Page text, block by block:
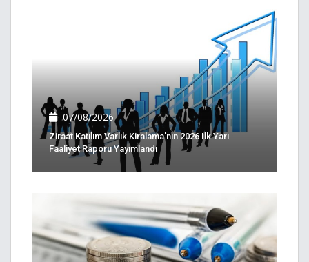
07/08/2026
Ziraat Katılım Varlık Kiralama'nın 2026 Ilk Yarı
Faaliyet Raporu Yayımlandı